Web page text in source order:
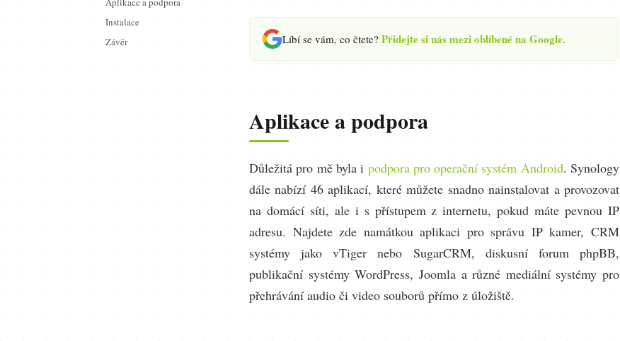
Instalace
Závěr
Líbí se vám, co čtete? Přidejte si nás mezi oblíbené na Google.
Aplikace a podpora
Důležitá pro mě byla i podpora pro operační systém Android. Synology
dále nabízí 46 aplikací, které můžete snadno nainstalovat a provozovat
na domácí síti, ale i s přístupem z internetu, pokud máte pevnou IP
adresu. Najdete zde namátkou aplikaci pro správu IP kamer, CRM
systémy jako vTiger nebo SugarCRM, diskusní forum phpBB,
publikační systémy WordPress, Joomla a různé mediální systémy pro
přehrávání audio či video souborů přímo z úložiště.